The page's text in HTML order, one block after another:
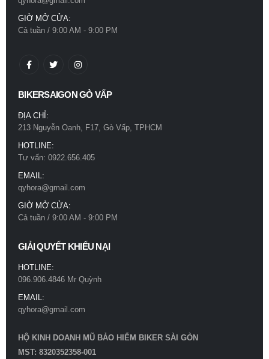
GIỜ MỞ CỬA:
Cả tuần / 9:00 AM - 9:00 PM
BIKERSAIGON GÒ VẤP
ĐỊA CHỈ:
213 Nguyễn Oanh, F17, Gò Vấp, TPHCM
HOTLINE:
Tư vấn: 0922.656.405
EMAIL:
qyhora@gmail.com
GIỜ MỞ CỬA:
Cả tuần / 9:00 AM - 9:00 PM
GIẢI QUYẾT KHIẾU NẠI
HOTLINE:
096.906.4846 Mr Quỳnh
EMAIL:
qyhora@gmail.com
HỘ KINH DOANH MŨ BẢO HIỂM BIKER SÀI GÒN
MST: 8320352358-001